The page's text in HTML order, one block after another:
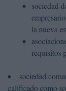
sociedad
la nueva
requisitos
sociedad
calificado como